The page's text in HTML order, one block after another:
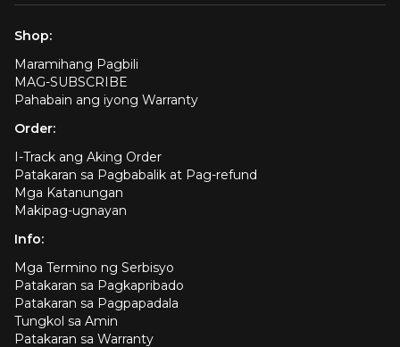
Shop:
Maramihang Pagbili
MAG-SUBSCRIBE
Pahabain ang iyong Warranty
Order:
I-Track ang Aking Order
Patakaran sa Pagbabalik at Pag-refund
Mga Katanungan
Makipag-ugnayan
Info:
Mga Termino ng Serbisyo
Patakaran sa Pagkapribado
Patakaran sa Pagpapadala
Tungkol sa Amin
Patakaran sa Warranty